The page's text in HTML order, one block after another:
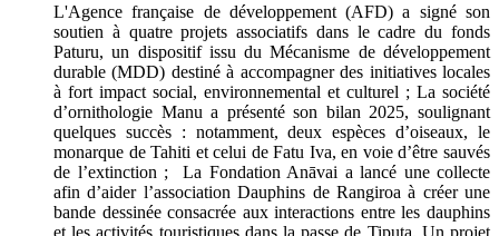
L'Agence française de développement (AFD) a signé son
soutien à quatre projets associatifs dans le cadre du fonds
Paturu, un dispositif issu du Mécanisme de développement
durable (MDD) destiné à accompagner des initiatives locales
à fort impact social, environnemental et culturel ; La société
d’ornithologie Manu a présenté son bilan 2025, soulignant
quelques succès : notamment, deux espèces d’oiseaux, le
monarque de Tahiti et celui de Fatu Iva, en voie d’être sauvés
de l’extinction ; La Fondation Anāvai a lancé une collecte
afin d’aider l’association Dauphins de Rangiroa à créer une
bande dessinée consacrée aux interactions entre les dauphins
et les activités touristiques dans la passe de Tiputa. Un projet